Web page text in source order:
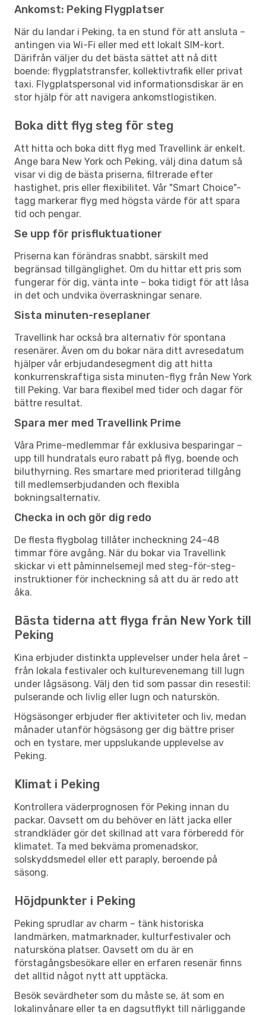
Ankomst: Peking Flygplatser
När du landar i Peking, ta en stund för att ansluta –
antingen via Wi-Fi eller med ett lokalt SIM-kort.
Därifrån väljer du det bästa sättet att nå ditt
boende: flygplatstransfer, kollektivtrafik eller privat
taxi. Flygplatspersonal vid informationsdiskar är en
stor hjälp för att navigera ankomstlogistiken.
Boka ditt flyg steg för steg
Att hitta och boka ditt flyg med Travellink är enkelt.
Ange bara New York och Peking, välj dina datum så
visar vi dig de bästa priserna, filtrerade efter
hastighet, pris eller flexibilitet. Vår "Smart Choice"-
tagg markerar flyg med högsta värde för att spara
tid och pengar.
Se upp för prisfluktuationer
Priserna kan förändras snabbt, särskilt med
begränsad tillgänglighet. Om du hittar ett pris som
fungerar för dig, vänta inte – boka tidigt för att låsa
in det och undvika överraskningar senare.
Sista minuten-reseplaner
Travellink har också bra alternativ för spontana
resenärer. Även om du bokar nära ditt avresedatum
hjälper vår erbjudandesegment dig att hitta
konkurrenskraftiga sista minuten-flyg från New York
till Peking. Var bara flexibel med tider och dagar för
bättre resultat.
Spara mer med Travellink Prime
Våra Prime-medlemmar får exklusiva besparingar –
upp till hundratals euro rabatt på flyg, boende och
biluthyrning. Res smartare med prioriterad tillgång
till medlemserbjudanden och flexibla
bokningsalternativ.
Checka in och gör dig redo
De flesta flygbolag tillåter incheckning 24–48
timmar före avgång. När du bokar via Travellink
skickar vi ett påminnelsemejl med steg-för-steg-
instruktioner för incheckning så att du är redo att
åka.
Bästa tiderna att flyga från New York till
Peking
Kina erbjuder distinkta upplevelser under hela året –
från lokala festivaler och kulturevenemang till lugn
under lågsäsong. Välj den tid som passar din resestil:
pulserande och livlig eller lugn och naturskön.
Högsäsonger erbjuder fler aktiviteter och liv, medan
månader utanför högsäsong ger dig bättre priser
och en tystare, mer uppslukande upplevelse av
Peking.
Klimat i Peking
Kontrollera väderprognosen för Peking innan du
packar. Oavsett om du behöver en lätt jacka eller
strandkläder gör det skillnad att vara förberedd för
klimatet. Ta med bekväma promenadskor,
solskyddsmedel eller ett paraply, beroende på
säsong.
Höjdpunkter i Peking
Peking sprudlar av charm – tänk historiska
landmärken, matmarknader, kulturfestivaler och
natursköna platser. Oavsett om du är en
förstagångsbesökare eller en erfaren resenär finns
det alltid något nytt att upptäcka.
Besök sevärdheter som du måste se, ät som en
lokalinvånare eller ta en dagsutflykt till närliggande